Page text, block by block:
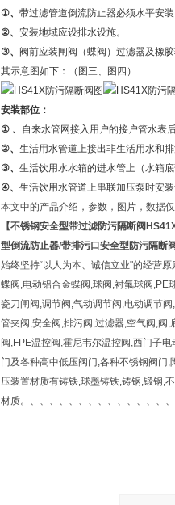
①、 带过滤管道倒流防止器必须水平安
②、 安装地域应设排水设施。
③、 阀前应装闸阀（蝶阀）过滤器及橡
其示意图如下：（图三、图四）
安装部位：
① 、 自来水管网接入用户的接户管水表后
②、 生活用水管道上接出非生活用水和
③、 生活饮用水水箱的进水管上（水箱底
④、 生活饮用水管道上串联加压泵时安装
本文中的产品介绍，参数，图片，数据
【不锈钢安全型带过滤防污隔断阀
型倒流防止器/带排污口安全型防污隔断
始终坚持“以人为本、诚信立业"的经营
蝶阀,电动铝合金蝶阀,球阀,衬氟球阀,PE
瓷刀闸阀,调节阀,气动调节阀,电动调节
管夹阀,安全阀,排污阀,过滤器,空气阀,阀
阀,FPE温控阀,霍尼韦尔温控阀,西门子
门及各种高中低压阀门,各种不锈钢阀门
压装置材质有铸铁,球墨铸铁,铸钢,锻钢,
材质。、、、、、、、、、、、、、、、